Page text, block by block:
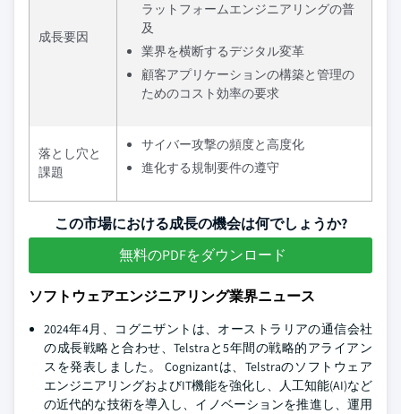
成長要因
ラットフォームエンジニアリングの普
及
業界を横断するデジタル変革
顧客アプリケーションの構築と管理の
ためのコスト効率の要求
落とし穴と
課題
サイバー攻撃の頻度と高度化
進化する規制要件の遵守
この市場における成長の機会は何でしょうか?
無料のPDFをダウンロード
ソフトウェアエンジニアリング業界ニュース
2024年4月、コグニザントは、オーストラリアの通信会社
の成長戦略と合わせ、Telstraと5年間の戦略的アライアン
スを発表しました。 Cognizantは、Telstraのソフトウェア
エンジニアリングおよびIT機能を強化し、人工知能(AI)など
の近代的な技術を導入し、イノベーションを推進し、運用